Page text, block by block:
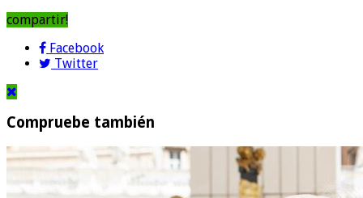
compartir!
Facebook
Twitter
Compruebe también